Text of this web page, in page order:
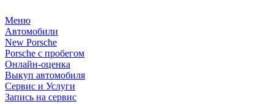
Меню
Автомобили
New Porsche
Porsche с пробегом
Онлайн-оценка
Выкуп автомобиля
Сервис и Услуги
Запись на сервис